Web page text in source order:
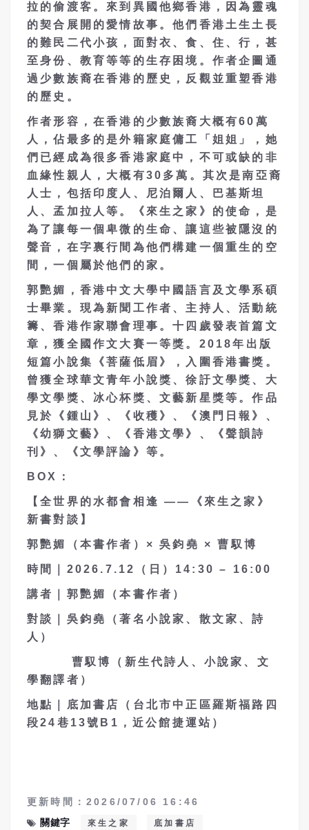
拉的偷渡客。來到異國他鄉香港，因為靈魂
的契合展開的愛情故事。他們香港土生土長
的難民二代小孩，面對衣、食、住、行，甚
至身份、教育等等的生存困境。作者企圖通
過少數族裔在香港的歷史，反觀並重塑香港
的歷史。
作者形容，在香港的少數族裔大概有60萬
人，佔最多的是外籍家庭傭工「姐姐」，她
們已經成為很多香港家庭中，不可或缺的非
血緣性親人，大概有30多萬。其次是南亞裔
人士，包括印度人、尼泊爾人、巴基斯坦
人、孟加拉人等。《來生之家》的使命，是
為了讓每一個卑微的生命、讓這些被隱沒的
聲音，在字裏行間為他們構建一個重生的空
間，一個屬於他們的家。
郭艷媚，香港中文大學中國語言及文學系碩
士畢業。現為新聞工作者、主持人、活動統
籌、香港作家聯會理事。十四歲發表首篇文
章，獲全國作文大賽一等獎。2018年出版
短篇小說集《菩薩低眉》，入圍香港書獎。
曾獲全球華文青年小說獎、徐訏文學獎、大
學文學獎、冰心杯獎、文藝新星獎等。作品
見於《鍾山》、《收穫》、《澳門日報》、
《幼獅文藝》、《香港文學》、《聲韻詩
刊》、《文學評論》等。
BOX ：
【全世界的水都會相逢 ——《來生之家》
新書對談】
郭艷媚（本書作者）× 吳鈞堯 × 曹馭博
時間｜2026.7.12（日）14:30 – 16:00
講者｜郭艷媚（本書作者）
對談｜吳鈞堯（著名小說家、散文家、詩
人）
曹馭博（新生代詩人、小說家、文
學翻譯者）
地點｜底加書店（台北市中正區羅斯福路四
段24巷13號B1，近公館捷運站）
更新時間：2026/07/06 16:46
關鍵字
來生之家 底加書店